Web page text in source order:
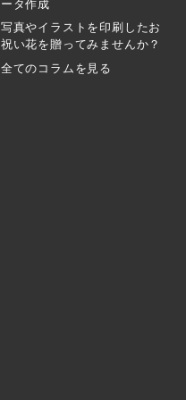
ータ作成
写真やイラストを印刷したお
祝い花を贈ってみませんか？
全てのコラムを見る